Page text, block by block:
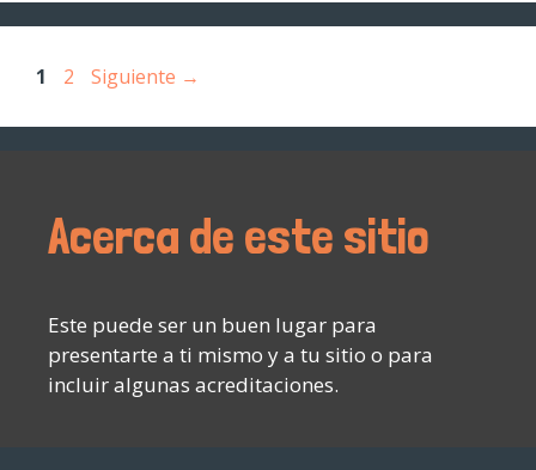
1 2 Siguiente →
Acerca de este sitio
Este puede ser un buen lugar para
presentarte a ti mismo y a tu sitio o para
incluir algunas acreditaciones.